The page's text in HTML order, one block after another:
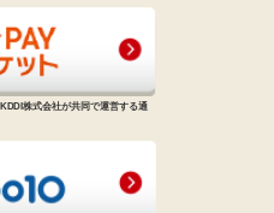
KDDI株式会社が共同で運営する通